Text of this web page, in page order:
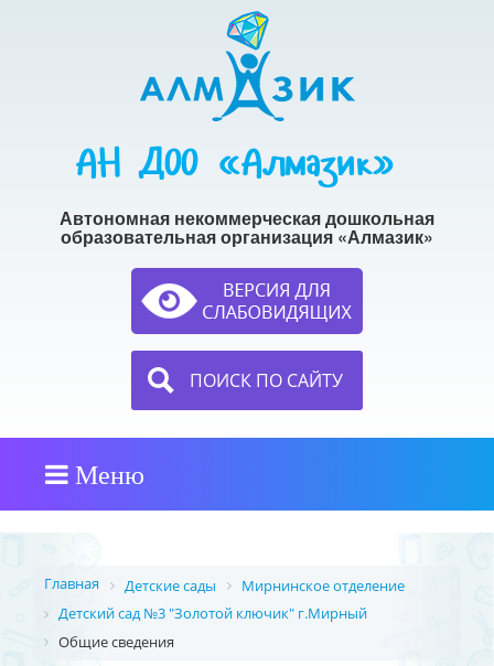
АН ДОО «Алмазик»
Автономная некоммерческая дошкольная
образовательная организация «Алмазик»
ПОИСК ПО САЙТУ
Меню
Главная Детские сады
Мирнинское отделение
Детский сад №3 "Золотой ключик" г.Мирный
Общие сведения